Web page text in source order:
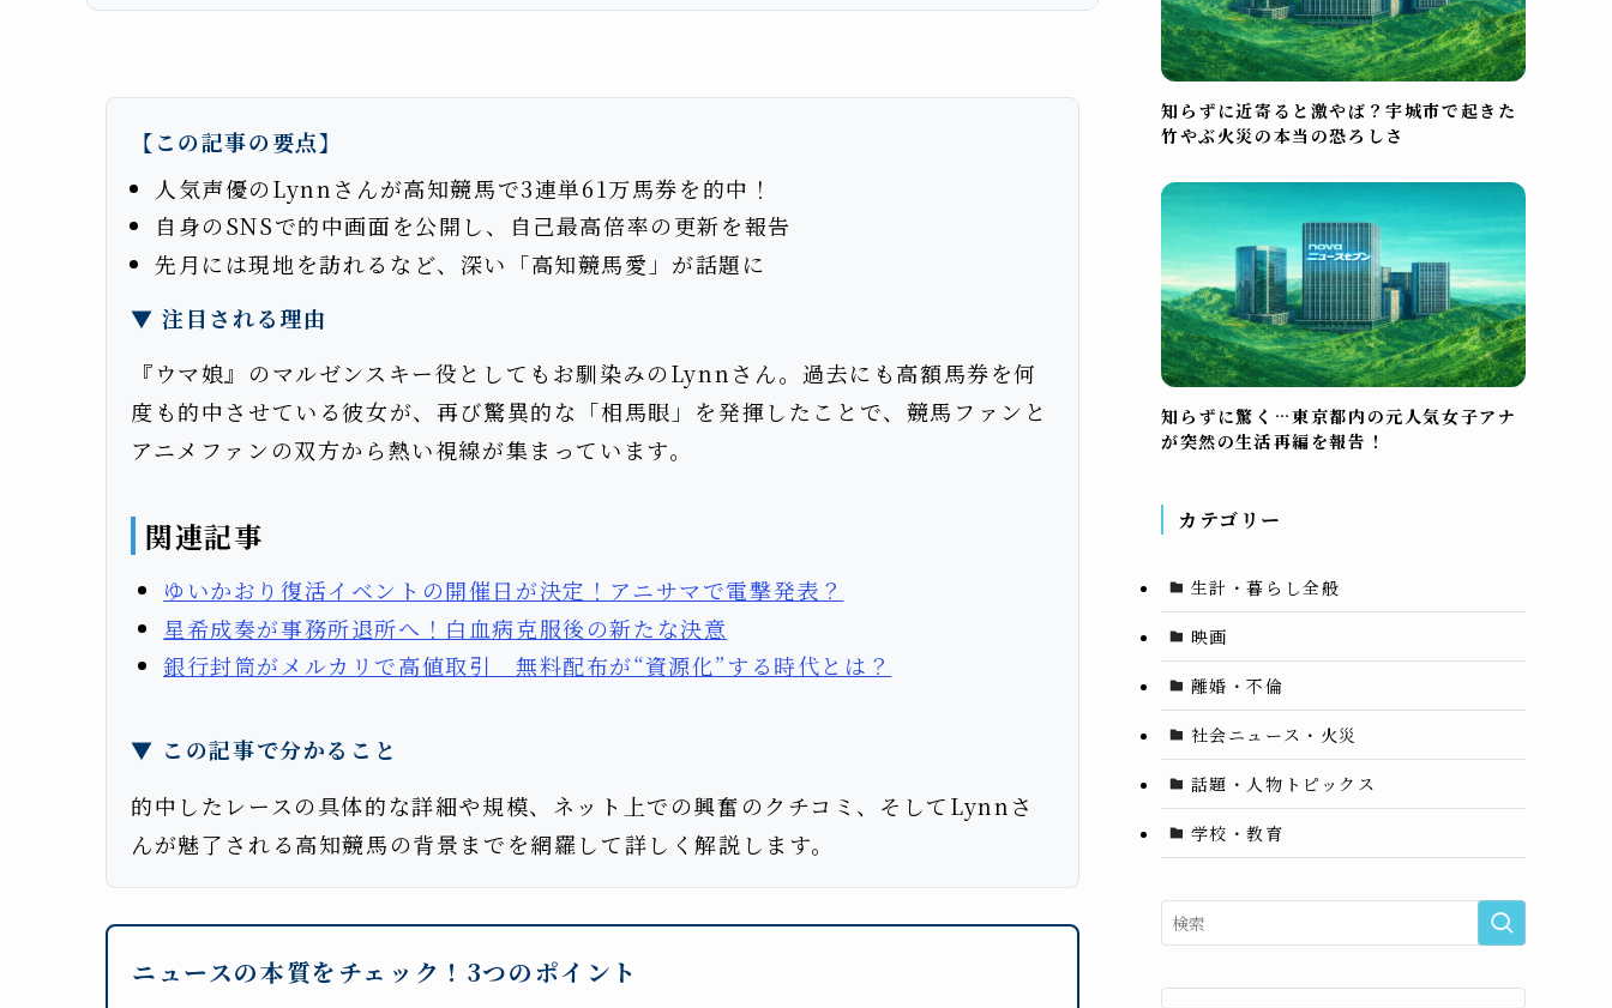
【この記事の要点】
人気声優のLynnさんが高知競馬で3連単61万馬券を的中！
自身のSNSで的中画面を公開し、自己最高倍率の更新を報告
先月には現地を訪れるなど、深い「高知競馬愛」が話題に
▼ 注目される理由
『ウマ娘』のマルゼンスキー役としてもお馴染みのLynnさん。過去にも高額馬券を何
度も的中させている彼女が、再び驚異的な「相馬眼」を発揮したことで、競馬ファンと
アニメファンの双方から熱い視線が集まっています。
関連記事
ゆいかおり復活イベントの開催日が決定！アニサマで電撃発表？
星希成奏が事務所退所へ！白血病克服後の新たな決意
銀行封筒がメルカリで高値取引 無料配布が“資源化”する時代とは？
▼ この記事で分かること
的中したレースの具体的な詳細や規模、ネット上での興奮のクチコミ、そしてLynnさ
んが魅了される高知競馬の背景までを網羅して詳しく解説します。
ニュースの本質をチェック！3つのポイント
知らずに近寄ると激やば？宇城市で起きた
竹やぶ火災の本当の恐ろしさ
知らずに驚く…東京都内の元人気女子アナ
が突然の生活再編を報告！
カテゴリー
生計・暮らし全般
映画
離婚・不倫
社会ニュース・火災
話題・人物トピックス
学校・教育